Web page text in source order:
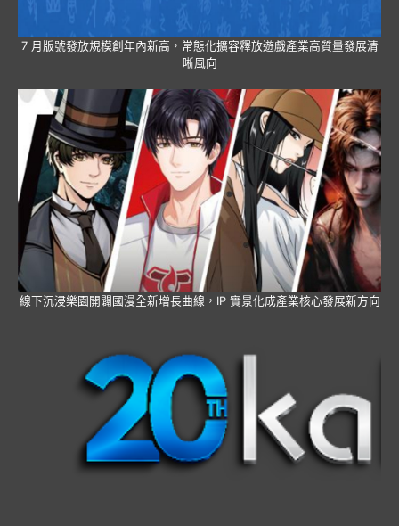
7 月版號發放規模創年內新高，常態化擴容釋放遊戲產業高質量發展清
晰風向
線下沉浸樂園開闢國漫全新增長曲線，IP 實景化成產業核心發展新方向